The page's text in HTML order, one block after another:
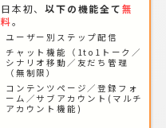
日本初、以下の機能全て無
料。
ユーザー別ステップ配信
チャット機能（1to1トーク／
シナリオ移動／友だち管理
（無制限）
コンテンツページ／登録フォ
ーム／サブアカウント(マルチ
アカウント機能)